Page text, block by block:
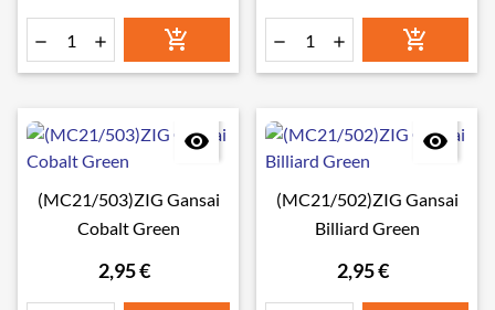
     

(MC21/503)ZIG Gansai
Cobalt Green
2,95 €

(MC21/502)ZIG Gansai
Billiard Green
2,95 €